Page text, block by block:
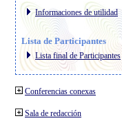
Informaciones de utilidad
Lista de Participantes
Lista final de Participantes
Conferencias conexas
Sala de redacción